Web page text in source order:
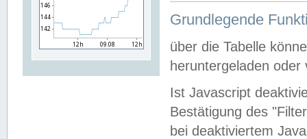
Grundlegende
über die Tabelle
heruntergeladen oder
Ist Javascript
Bestätigung des
bei deaktiviertem